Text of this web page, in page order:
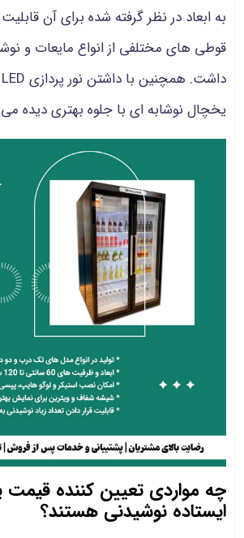
به ابعاد در نظر گرفته شده برای آن
قوطی های مختلفی از انواع مایعات و
یخچال نوشابه ای با جلوه بهتری دیده
چه مواردی تعیین‌ کننده
ایستاده نوشیدنی هستند؟